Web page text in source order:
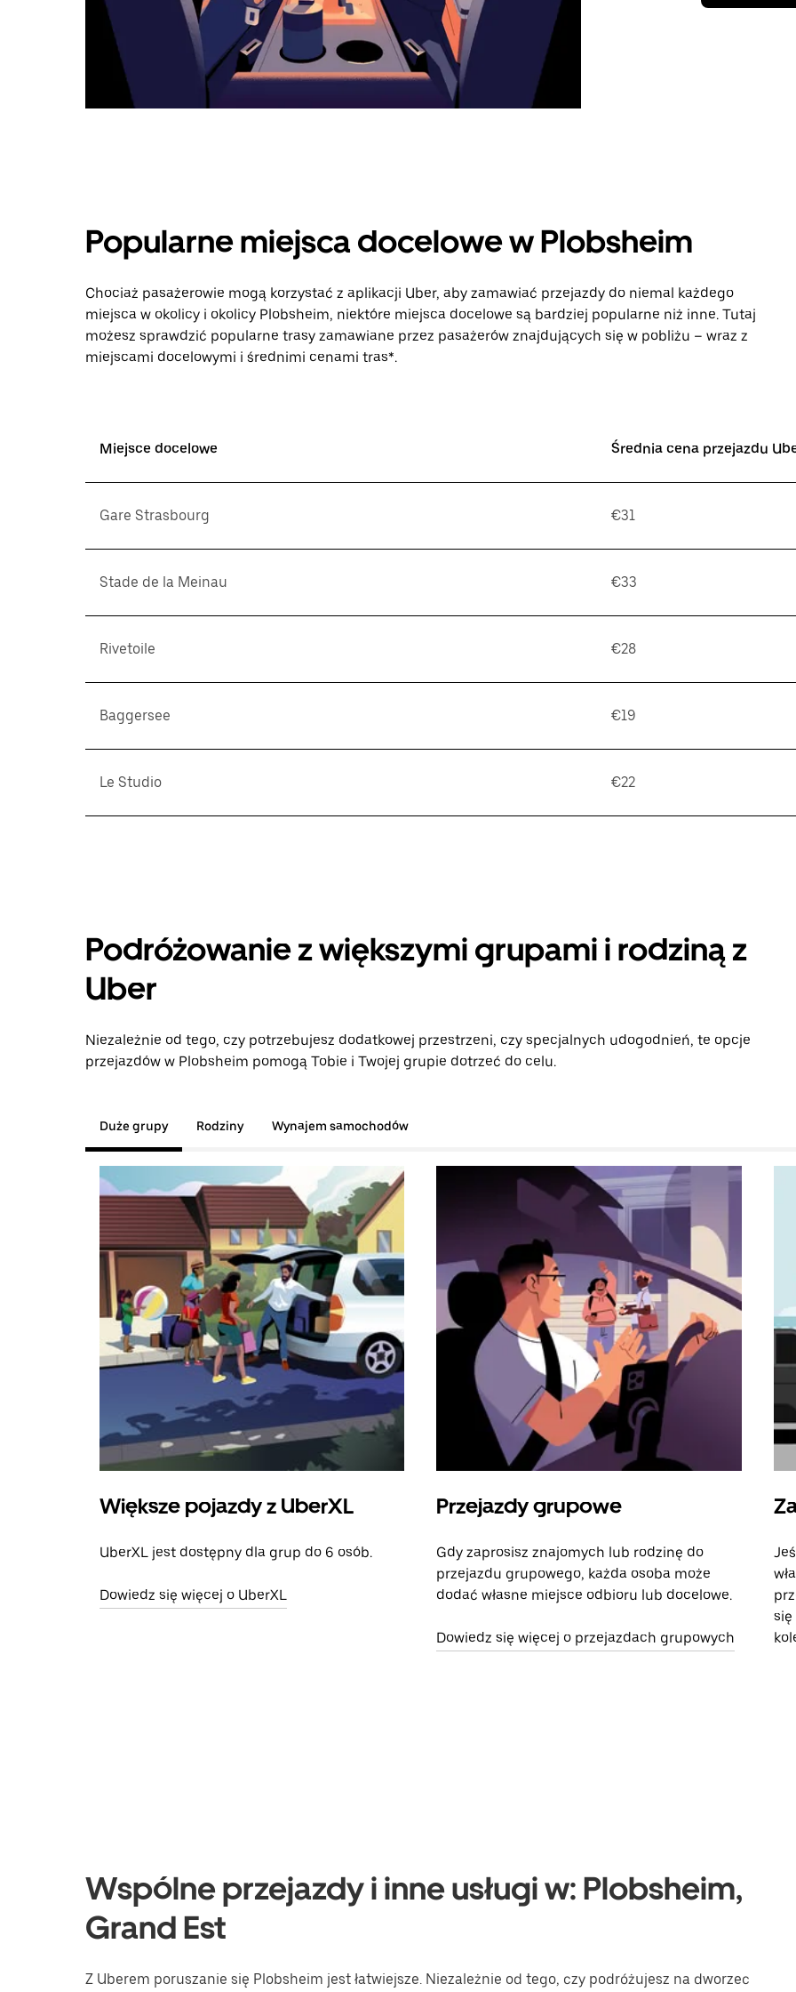
Popularne miejsca docelowe w Plobsheim
Chociaż pasażerowie mogą korzystać z aplikacji Uber, aby zamawiać przejazdy do niemal każdego
miejsca w okolicy i okolicy Plobsheim, niektóre miejsca docelowe są bardziej popularne niż inne. Tutaj
możesz sprawdzić popularne trasy zamawiane przez pasażerów znajdujących się w pobliżu – wraz z
miejscami docelowymi i średnimi cenami tras*.
Miejsce docelowe Średnia cena przejazdu
Gare Strasbourg €31
Stade de la Meinau €33
Rivetoile €28
Baggersee €19
Le Studio €22
Podróżowanie z większymi grupami i rodziną z
Uber
Niezależnie od tego, czy potrzebujesz dodatkowej przestrzeni, czy specjalnych udogodnień, te opcje
przejazdów w Plobsheim pomogą Tobie i Twojej grupie dotrzeć do celu.
Duże grupy Rodziny Wynajem samochodów
Większe pojazdy z UberXL
UberXL jest dostępny dla grup do 6 osób.
Dowiedz się więcej o UberXL
Przejazdy grupowe
Gdy zaprosisz znajomych lub rodzinę do
przejazdu grupowego, każda osoba może
dodać własne miejsce odbioru lub docelowe.
Dowiedz się więcej o przejazdach grupowych
się
Wspólne przejazdy i inne usługi w: Plobsheim,
Grand Est
Z Uberem poruszanie się Plobsheim jest łatwiejsze. Niezależnie od tego, czy podróżujesz na dworzec